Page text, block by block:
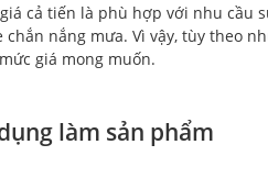
cả tiến là phù hợp với nhu cầu
nắng mưa. Vì vậy, tùy theo
giá mong muốn.
làm sản phẩm